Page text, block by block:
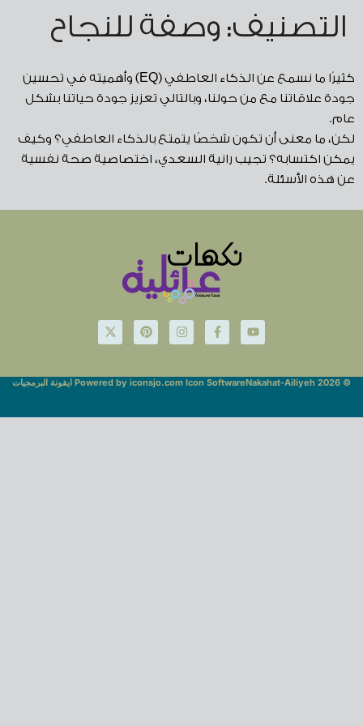
التصنيف: وصفة للنجاح
كثيرًا ما نسمع عن الذكاء العاطفي (EQ) وأهميته في تحسين
جودة علاقاتنا مع من حولنا، وبالتالي تعزيز جودة حياتنا بشكل
عام.
لكن، ما معنى أن تكون شخصًا يتمتع بالذكاء العاطفي؟ وكيف
يمكن اكتسابه؟ تجيب رانية السعدي، اختصاصية صحة نفسية
عن هذه الأسئلة.
© Nakahat-Ailiyeh 2026 Powered by iconsjo.com Icon Software ايقونة البرمجيات